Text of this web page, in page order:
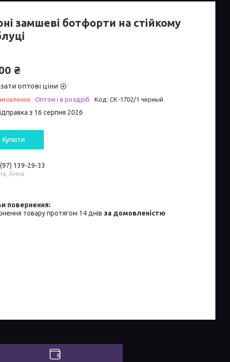
замшеві ботфорти на стійкому
₴
оптові ціни
Оптом і в роздріб Код: СК-1702/1 черный
з 16 серпня 2026
Купити
139-29-33
Анна
товару протягом 14 днів за домовленістю